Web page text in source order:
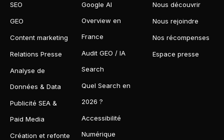
SEO
GEO
Content marketing
Relations Presse
Analyse de
Données & Data
Publicité SEA &
Paid Media
Création et refonte
Google AI
Overview en
France
Audit GEO / IA
Search
Quel Search en
2026 ?
Accessibilité
Numérique
Nous découvrir
Nous rejoindre
Nos récompenses
Espace presse